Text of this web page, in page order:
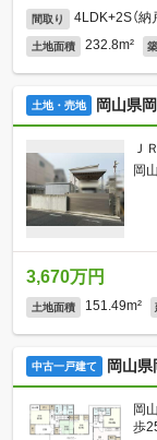
間取り 4LDK+2S（納
土地面積 232.8m²
土地・売地 岡山県
Ｊ
岡
3,670万円
土地面積 151.49m²
中古一戸建て 岡山
岡
歩